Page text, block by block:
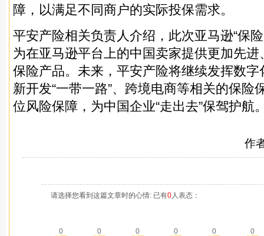
障，以满足不同商户的实际投保需求。
平安产险相关负责人介绍，此次亚马逊“保
为在亚马逊平台上的中国卖家提供更加先
保险产品。未来，平安产险将继续发挥数
新开发“一带一路”、跨境电商等相关的保险
位风险保障，为中国企业“走出去”保驾护航
作
请选择您看到这篇文章时的心情: 已有0人表态：
0 0 0 0 0 0